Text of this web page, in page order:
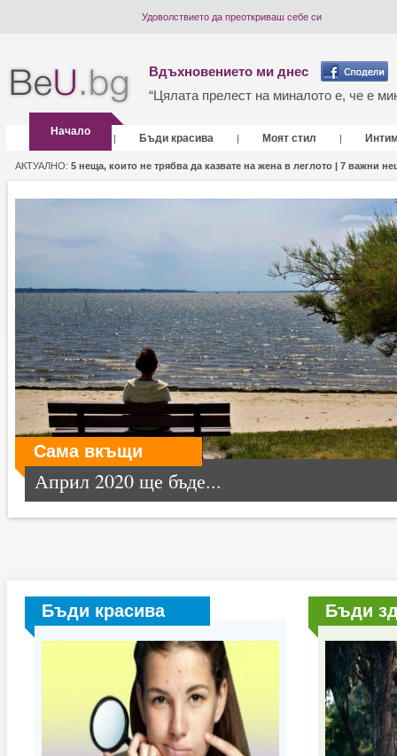
Удоволствието да преоткриваш себе си
Вдъхновението ми днес
“Цялата прелест на миналото е, че е
Начало
| Бъди красива | Моят стил |
АКТУАЛНО: 5 неща, които не трябва да казвате на жена в леглото | 7 важни
Сама вкъщи
Април 2020 ще бъде...
Бъди красива Бъди